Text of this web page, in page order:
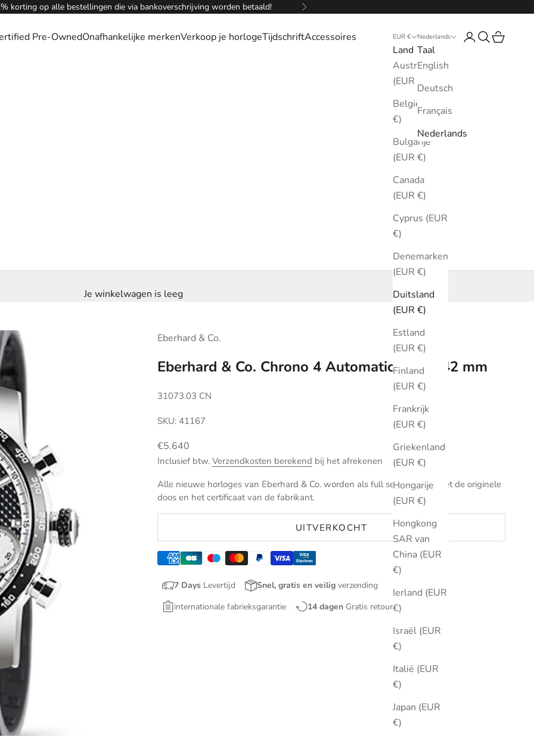
korting op alle bestellingen die via bankoverschrijving worden betaald! Volgende
Pre-OwnedOnafhankelijke merkenVerkoop je horlogeTijdschriftAccessoires EUR €
Land
Australië
(EUR €)
België (EUR
€)
Bulgarije
(EUR €)
Canada
(EUR €)
Cyprus (EUR
€)
Denemarken
(EUR €)
Duitsland
(EUR €)
Estland
(EUR €)
Finland
(EUR €)
Frankrijk
(EUR €)
Griekenland
(EUR €)
Hongarije
(EUR €)
Hongkong
SAR van
China (EUR
€)
Ierland (EUR
€)
Israël (EUR
€)
Italië (EUR
€)
Japan (EUR
€)
Nederlands
Taal
English
Deutsch
Français
Nederlands
Inloggen
Zoeken
Je winkelwagen is leeg
Eberhard & Co.
Eberhard & Co. Chrono 4 Automatic Zwart 42 mm
31073.03 CN
SKU: 41167
Aanbiedingsprijs
€5.640
Inclusief btw. Verzendkosten berekend bij het afrekenen
Alle nieuwe horloges van Eberhard & Co. worden als full set verkocht met de originele
doos en het certificaat van de fabrikant.
UITVERKOCHT
7 Days Levertijd Snel, gratis en veilig verzending
internationale fabrieksgarantie
14 dagen Gratis retourneren